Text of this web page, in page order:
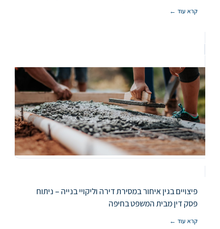
קרא עוד ←
פיצויים בגין איחור במסירת דירה וליקויי בנייה – ניתוח
פסק דין מבית המשפט בחיפה
קרא עוד ←